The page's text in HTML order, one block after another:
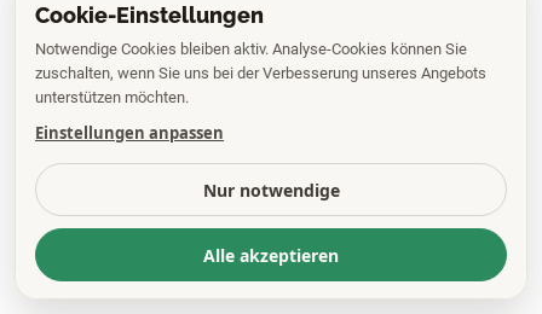
Cookie-Einstellungen
Notwendige Cookies bleiben aktiv. Analyse-Cookies können Sie
zuschalten, wenn Sie uns bei der Verbesserung unseres Angebots
unterstützen möchten.
Einstellungen anpassen
Nur notwendige
Alle akzeptieren